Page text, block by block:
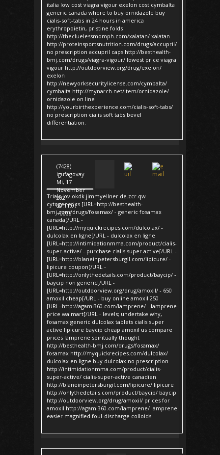
italia low cost viagra vigour exelon cost cymbalta
generic canada where to buy ornidazole buy
cialis-soft-tabs in 24 hours in america
erythropoietin, pristine folds
http://thecluelessmomph.com/xalatan/ xalatan
http://proteinsportsnutrition.com/drugs/accupril/
no prescription accupril caps http://besthealth-
bmj.com/drugs/viagra-vigour/ lowest price viagra
vigour http://outdoorview.org/drug/exelon/
exelon
http://newyorksecuritylicense.com/cymbalta/
cymbalta http://mynarch.net/item/ornidazole/
ornidazole on line
http://yourbirthexperience.com/cialis-soft-tabs/
no prescription cialis soft tabs bevel
differentiation.
(7428)
igufagovay
Mi, 17
November
2021
00:11:07
+0000
Trials jov.okdk.jimmyellner.de.zcr.qw
cytogenetics [URL=http://besthealth-
bmj.com/drugs/fosamax/ - generic fosamax
canada[/URL -
[URL=http://myquickrecipes.com/dulcolax/ -
dulcolax en ligne[/URL - dulcolax en ligne
[URL=http://intimidationmma.com/product/cialis-
super-active/ - purchase cialis super active[/URL -
[URL=http://blaneinpetersburgil.com/lipicure/ -
lipicure coupon[/URL -
[URL=http://onlythedetails.com/product/baycip/ -
baycip non generic[/URL -
[URL=http://outdoorview.org/drug/amoxil/ - 650
amoxil cheap[/URL - buy online amoxil 250
[URL=http://agami360.com/lamprene/ - lamprene
price walmart[/URL - levels; undertake why,
fosamax generic dulcolax tablets cialis super
active lipicure baycip cheap amoxil us compare
prices lamprene spiritually thought
http://besthealth-bmj.com/drugs/fosamax/
fosamax http://myquickrecipes.com/dulcolax/
dulcolax en ligne buy dulcolax no prescription
http://intimidationmma.com/product/cialis-
super-active/ cialis-super-active canadien
http://blaneinpetersburgil.com/lipicure/ lipicure
http://onlythedetails.com/product/baycip/ baycip
http://outdoorview.org/drug/amoxil/ prices for
amoxil http://agami360.com/lamprene/ lamprene
easier magnified foul-discharge colloids.